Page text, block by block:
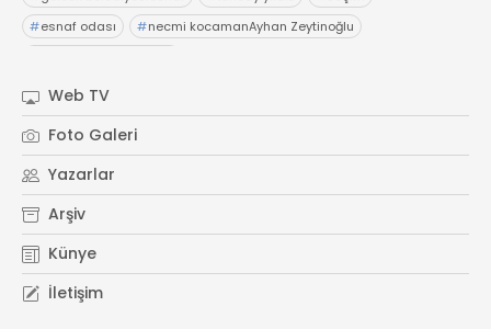
#esnaf odası #necmi kocamanAyhan Zeytinoğlu
Web TV
Foto Galeri
Yazarlar
Arşiv
Künye
İletişim